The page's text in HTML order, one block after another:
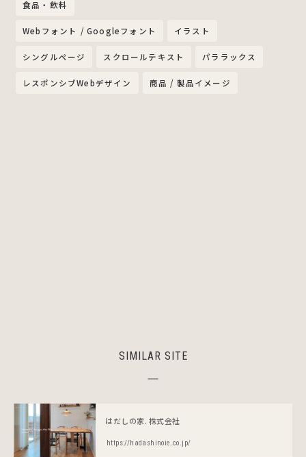
食品・飲料
Webフォント / Googleフォント イラスト
シングルページ スクロールテキスト パララックス
レスポンシブWebデザイン 商品 / 製品イメージ
SIMILAR SITE
はだしの家. 株式会社
https://hadashinoie.co.jp/